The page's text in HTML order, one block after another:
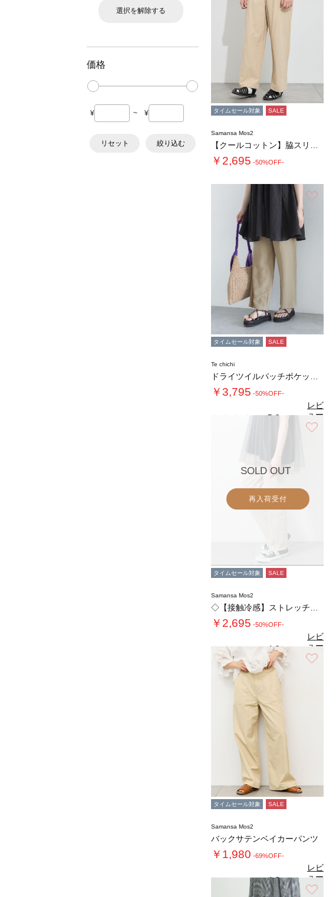
選択を解除する
価格
¥ ~ ¥
リセット 絞り込む
タイムセール対象 SALE
Samansa Mos2
￥2,695 -50%OFF-
タイムセール対象 SALE
Te chichi
￥3,795 -50%OFF-
5.0 （1）
レビ
ュー
を見
る
SOLD OUT
再入荷受付
タイムセール対象 SALE
Samansa Mos2
￥2,695 -50%OFF-
4.0（1）
レビ
ュー
を見
る
タイムセール対象 SALE
Samansa Mos2
バックサテンベイカーパンツ
￥1,980 -69%OFF-
4.0（4）
レビ
ュー
を見